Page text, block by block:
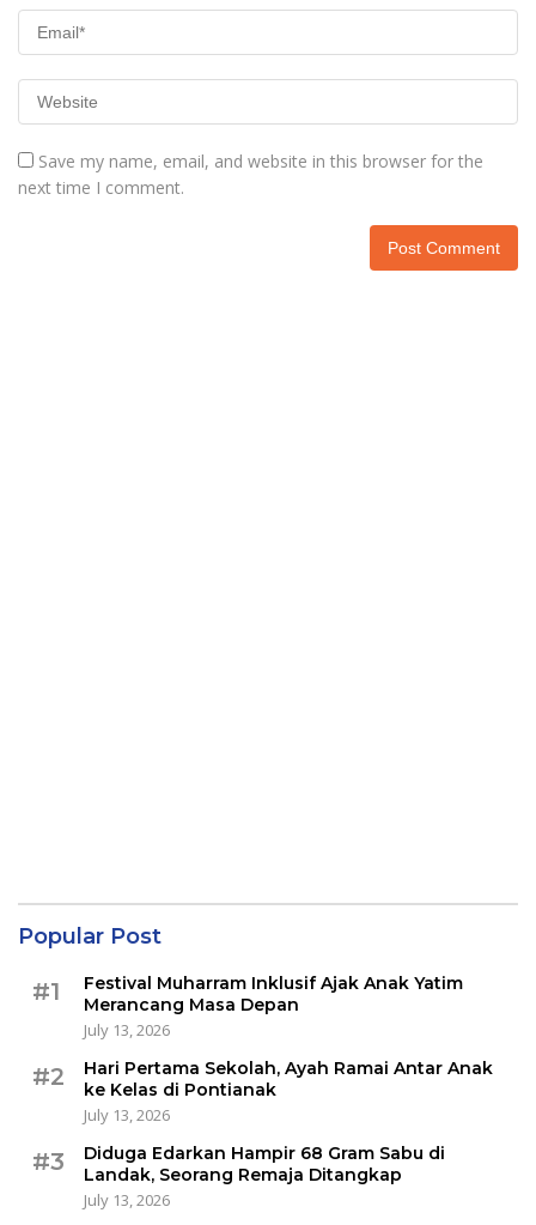
Save my name, email, and website in this browser for the
next time I comment.
Popular Post
#1
Festival Muharram Inklusif Ajak Anak Yatim
Merancang Masa Depan
July 13, 2026
#2
Hari Pertama Sekolah, Ayah Ramai Antar Anak
ke Kelas di Pontianak
July 13, 2026
#3
Diduga Edarkan Hampir 68 Gram Sabu di
Landak, Seorang Remaja Ditangkap
July 13, 2026